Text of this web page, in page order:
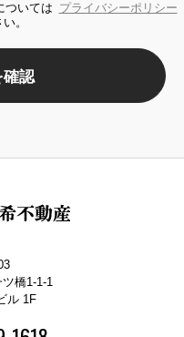
ついては プライバシーポリシー
。
認
橋1-1-1
ル 1F